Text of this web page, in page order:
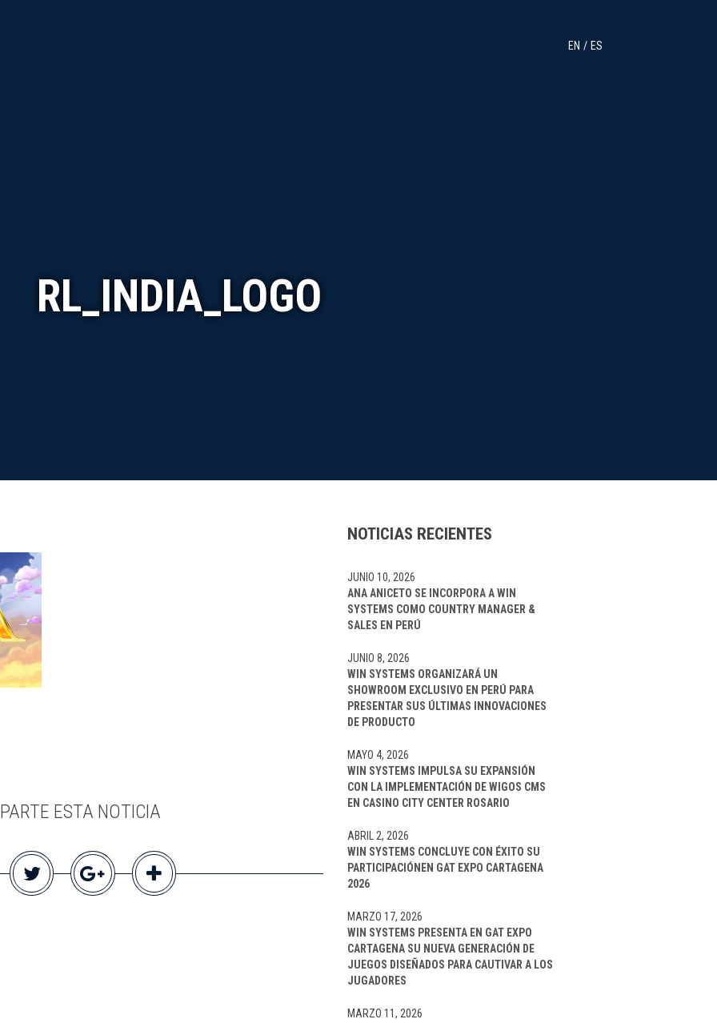
EN ES
RL_INDIA_LOGO
ESTA NOTICIA
NOTICIAS RECIENTES
ANA ANICETO SE INCORPORA A WIN
SYSTEMS COMO COUNTRY MANAGER &
SALES EN PERÚ
JUNIO 10, 2026
WIN SYSTEMS ORGANIZARÁ UN
SHOWROOM EXCLUSIVO EN PERÚ PARA
PRESENTAR SUS ÚLTIMAS INNOVACIONES
DE PRODUCTO
JUNIO 8, 2026
WIN SYSTEMS IMPULSA SU EXPANSIÓN
CON LA IMPLEMENTACIÓN DE WIGOS CMS
EN CASINO CITY CENTER ROSARIO
MAYO 4, 2026
WIN SYSTEMS CONCLUYE CON ÉXITO SU
PARTICIPACIÓNEN GAT EXPO CARTAGENA
2026
ABRIL 2, 2026
WIN SYSTEMS PRESENTA EN GAT EXPO
CARTAGENA SU NUEVA GENERACIÓN DE
JUEGOS DISEÑADOS PARA CAUTIVAR A LOS
JUGADORES
MARZO 17, 2026
MARZO 11, 2026